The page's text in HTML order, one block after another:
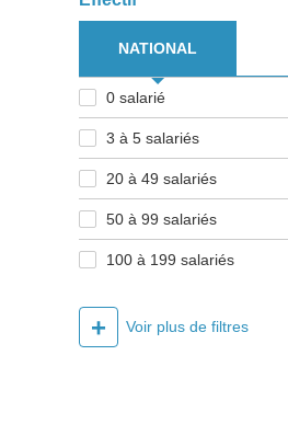
NATIONAL
0 salarié
3 à 5 salariés
20 à 49 salariés
50 à 99 salariés
100 à 199 salariés
+ Voir plus de filtres